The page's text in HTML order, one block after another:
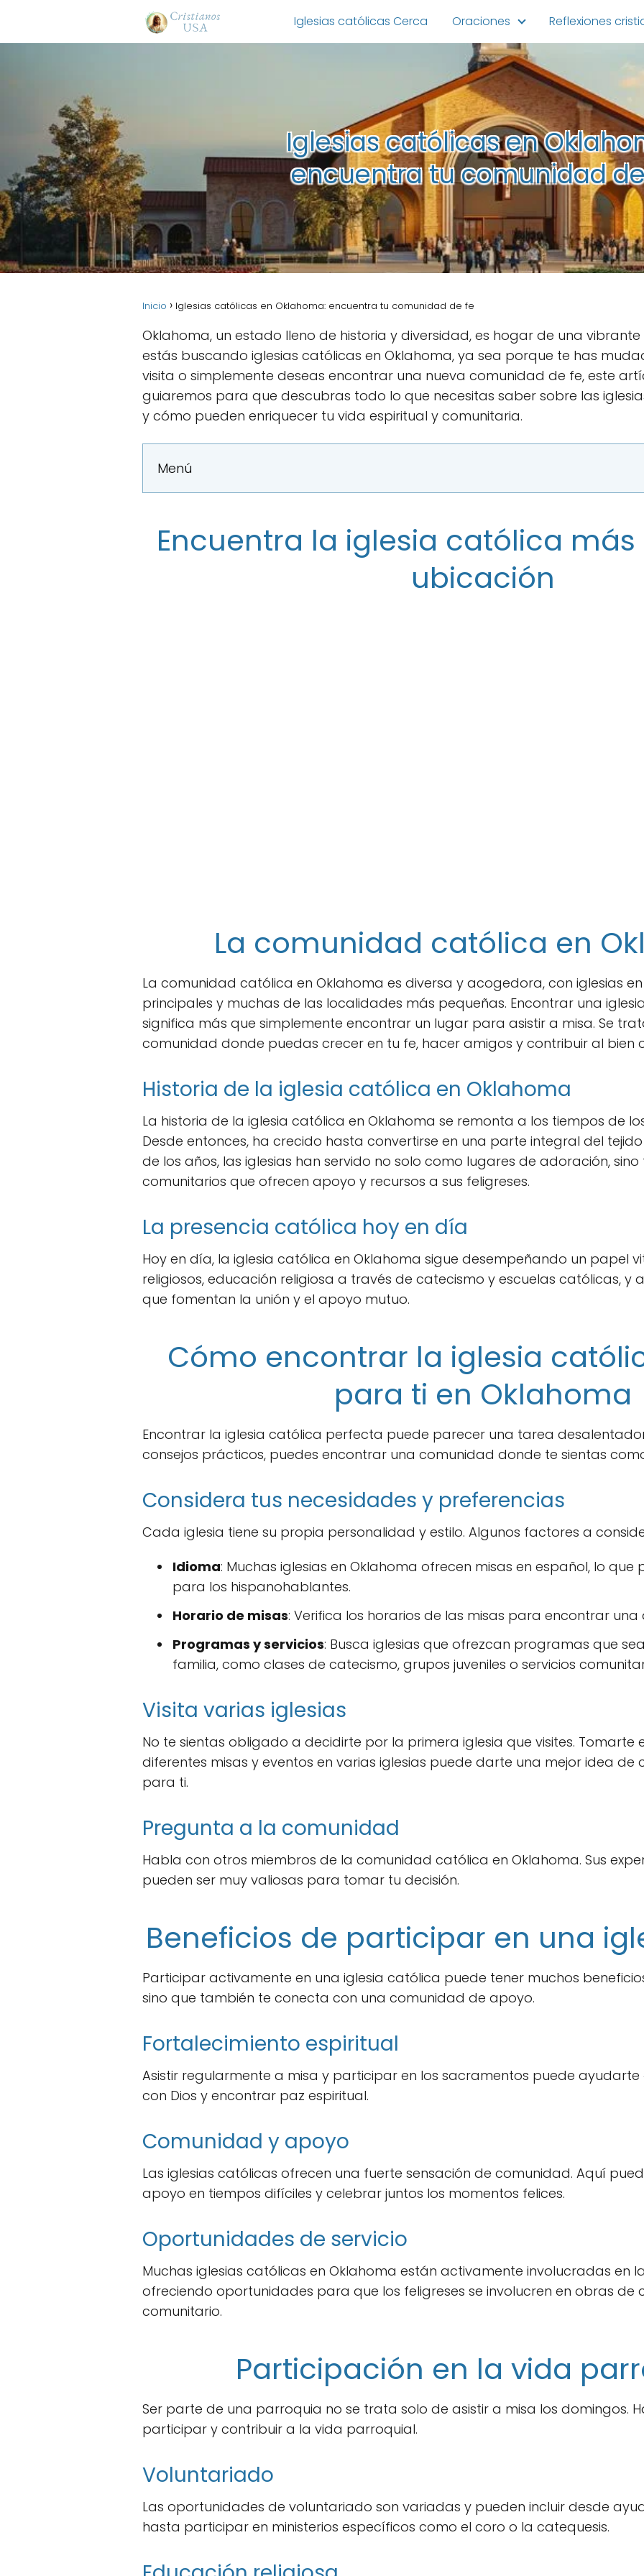
Iglesias católicas Cerca Oraciones Reflexiones
Iglesias católicas en
encuentra tu comunidad
Inicio Iglesias católicas en Oklahoma: encuentra tu comunidad de fe
Oklahoma, un estado lleno de historia y diversidad, es hogar de una
estás buscando iglesias católicas en Oklahoma, ya sea porque te has
visita o simplemente deseas encontrar una nueva comunidad de fe, este
guiaremos para que descubras todo lo que necesitas saber sobre las
y cómo pueden enriquecer tu vida espiritual y comunitaria.
Menú
Encuentra la iglesia católica
ubicación
La comunidad católica en
La comunidad católica en Oklahoma es diversa y acogedora, con iglesias
principales y muchas de las localidades más pequeñas. Encontrar una
significa más que simplemente encontrar un lugar para asistir a misa. Se
comunidad donde puedas crecer en tu fe, hacer amigos y contribuir al bien
Historia de la iglesia católica en Oklahoma
La historia de la iglesia católica en Oklahoma se remonta a los tiempos de
Desde entonces, ha crecido hasta convertirse en una parte integral del
de los años, las iglesias han servido no solo como lugares de adoración,
comunitarios que ofrecen apoyo y recursos a sus feligreses.
La presencia católica hoy en día
Hoy en día, la iglesia católica en Oklahoma sigue desempeñando un papel
religiosos, educación religiosa a través de catecismo y escuelas católicas, y
que fomentan la unión y el apoyo mutuo.
Cómo encontrar la iglesia
para ti en Oklahoma
Encontrar la iglesia católica perfecta puede parecer una tarea
consejos prácticos, puedes encontrar una comunidad donde te sientas
Considera tus necesidades y preferencias
Cada iglesia tiene su propia personalidad y estilo. Algunos factores a
Idioma: Muchas iglesias en Oklahoma ofrecen misas en español, lo
para los hispanohablantes.
Horario de misas: Verifica los horarios de las misas para encontrar una
Programas y servicios: Busca iglesias que ofrezcan programas que
familia, como clases de catecismo, grupos juveniles o servicios
Visita varias iglesias
No te sientas obligado a decidirte por la primera iglesia que visites. Tomarte
diferentes misas y eventos en varias iglesias puede darte una mejor idea
para ti.
Pregunta a la comunidad
Habla con otros miembros de la comunidad católica en Oklahoma. Sus
pueden ser muy valiosas para tomar tu decisión.
Beneficios de participar en una
Participar activamente en una iglesia católica puede tener muchos
sino que también te conecta con una comunidad de apoyo.
Fortalecimiento espiritual
Asistir regularmente a misa y participar en los sacramentos puede
con Dios y encontrar paz espiritual.
Comunidad y apoyo
Las iglesias católicas ofrecen una fuerte sensación de comunidad. Aquí
apoyo en tiempos difíciles y celebrar juntos los momentos felices.
Oportunidades de servicio
Muchas iglesias católicas en Oklahoma están activamente involucradas en
ofreciendo oportunidades para que los feligreses se involucren en obras de
comunitario.
Participación en la vida
Ser parte de una parroquia no se trata solo de asistir a misa los domingos.
participar y contribuir a la vida parroquial.
Voluntariado
Las oportunidades de voluntariado son variadas y pueden incluir desde
hasta participar en ministerios específicos como el coro o la catequesis.